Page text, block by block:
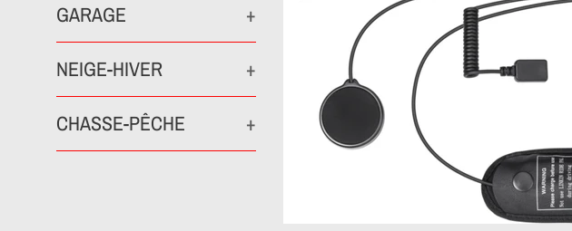
GARAGE
+
NEIGE-HIVER
+
CHASSE-PÊCHE
+